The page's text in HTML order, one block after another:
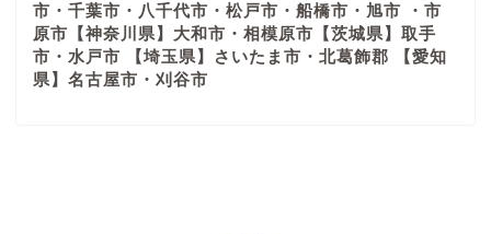
市・千葉市・八千代市・松戸市・船橋市・旭市 ・市
原市【神奈川県】大和市・相模原市【茨城県】取手
市・水戸市 【埼玉県】さいたま市・北葛飾郡 【愛知
県】名古屋市・刈谷市